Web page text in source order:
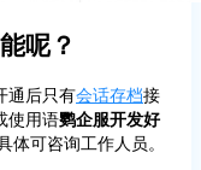
呢？
通后只有会话存档接
使用语鹦企服开发好
体可咨询工作人员。